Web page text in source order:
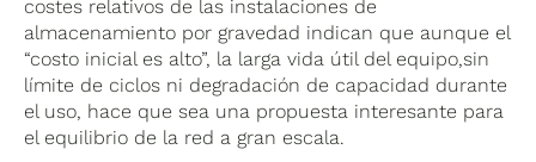
costes relativos de las instalaciones de
almacenamiento por gravedad indican que aunque el
“costo inicial es alto”, la larga vida útil del equipo,sin
límite de ciclos ni degradación de capacidad durante
el uso, hace que sea una propuesta interesante para
el equilibrio de la red a gran escala.